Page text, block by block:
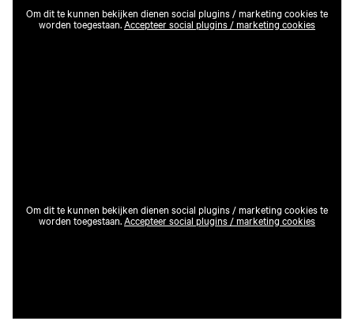
Om dit te kunnen bekijken dienen social plugins / marketing cookies te
worden toegestaan. Accepteer social plugins / marketing cookies
Om dit te kunnen bekijken dienen social plugins / marketing cookies te
worden toegestaan.Accepteer social plugins / marketing cookies